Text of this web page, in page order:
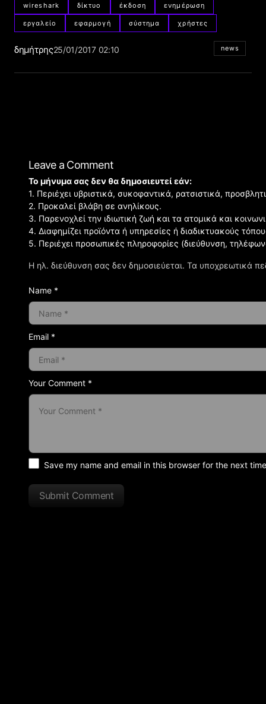
wireshark δίκτυο έκδοση ενημέρωση
εργαλείο εφαρμογή σύστημα χρήστες
δημήτρης25/01/2017 02:10 news
Leave a Comment
Η ηλ. διεύθυνση σας δεν δημοσιεύεται. Τα υποχρεωτικά
Your Comment *
Το μήνυμα σας δεν θα δημοσιευτεί εάν:
1. Περιέχει υβριστικά, συκοφαντικά, ρατσιστικά,
2. Προκαλεί βλάβη σε ανηλίκους.
3. Παρενοχλεί την ιδιωτική ζωή και τα ατομικά και
4. Διαφημίζει προϊόντα ή υπηρεσίες ή διαδικτυακούς
5. Περιέχει προσωπικές πληροφορίες (διεύθυνση,
Name *
Email *
Save my name and email in this browser for the next
Submit Comment